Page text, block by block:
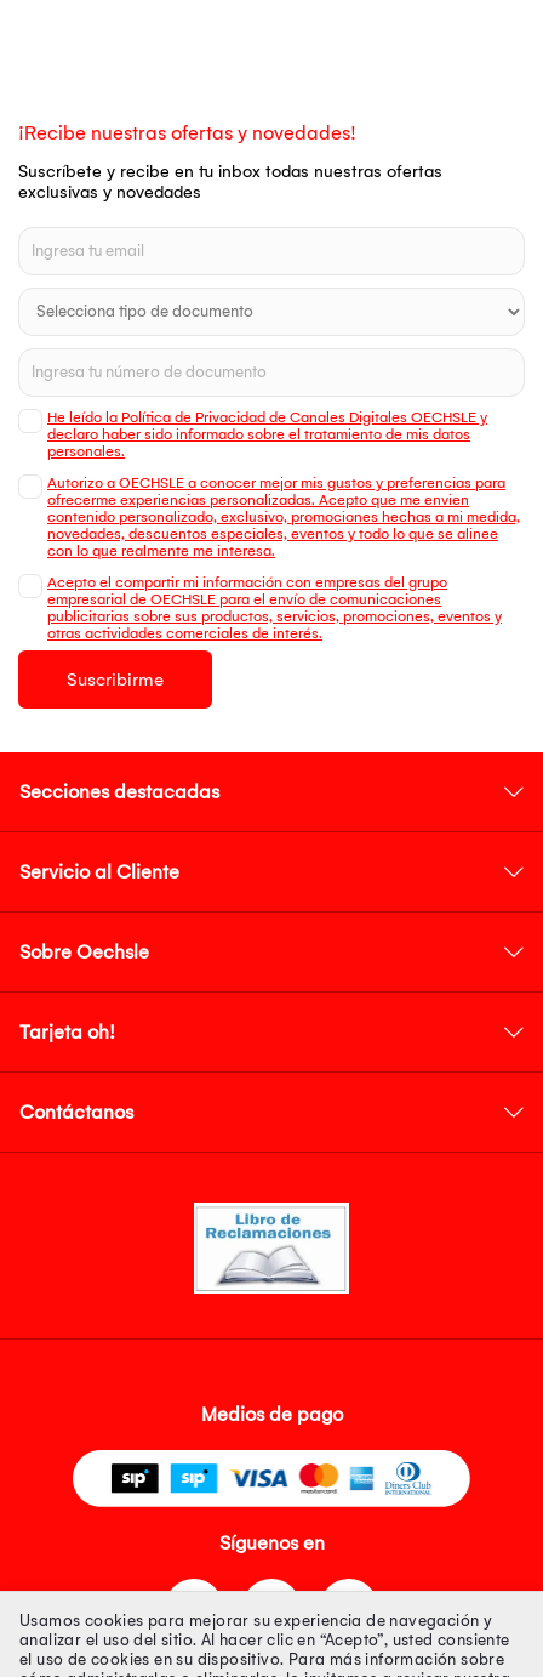
¡Recibe nuestras ofertas y novedades!
Suscríbete y recibe en tu inbox todas nuestras ofertas
exclusivas y novedades
He leído la Política de Privacidad de Canales Digitales OECHSLE y
declaro haber sido informado sobre el tratamiento de mis datos
personales.
Autorizo a OECHSLE a conocer mejor mis gustos y preferencias para
ofrecerme experiencias personalizadas. Acepto que me envien
contenido personalizado, exclusivo, promociones hechas a mi medida,
novedades, descuentos especiales, eventos y todo lo que se alinee
con lo que realmente me interesa.
Acepto el compartir mi información con empresas del grupo
empresarial de OECHSLE para el envío de comunicaciones
publicitarias sobre sus productos, servicios, promociones, eventos y
otras actividades comerciales de interés.
Suscribirme
Secciones destacadas
Servicio al Cliente
Sobre Oechsle
Tarjeta oh!
Contáctanos
Medios de pago
Síguenos en
Usamos cookies para mejorar su experiencia de navegación y
analizar el uso del sitio. Al hacer clic en “Acepto”, usted consiente
el uso de cookies en su dispositivo. Para más información sobre